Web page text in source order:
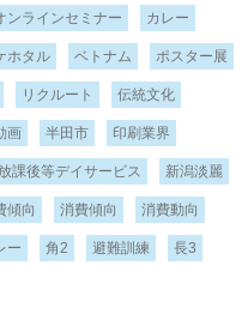
ンラインセミナー カレー
ホタル ベトナム ポスター展
リクルート 伝統文化
画 半田市 印刷業界
課後等デイサービス 新潟淡麗
傾向 消費傾向 消費動向
ー 角2 避難訓練 長3